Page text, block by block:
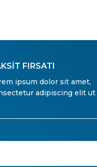
FIRSATI
ipsum dolor sit amet,
adipiscing elit ut